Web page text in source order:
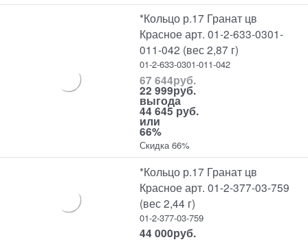
*Кольцо р.17 Гранат цв
Красное арт. 01-2-633-0301-
011-042 (вес 2,87 г)
01-2-633-0301-011-042
67 644руб.
22 999руб.
выгода
44 645 руб.
или
66%
Скидка 66%
*Кольцо р.17 Гранат цв
Красное арт. 01-2-377-03-759
(вес 2,44 г)
01-2-377-03-759
44 000руб.